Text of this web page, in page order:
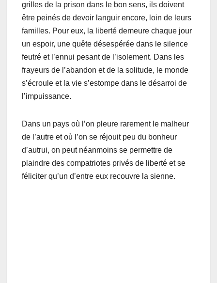
grilles de la prison dans le bon sens, ils doivent
être peinés de devoir languir encore, loin de leurs
familles. Pour eux, la liberté demeure chaque jour
un espoir, une quête désespérée dans le silence
feutré et l’ennui pesant de l’isolement. Dans les
frayeurs de l’abandon et de la solitude, le monde
s’écroule et la vie s’estompe dans le désarroi de
l’impuissance.
Dans un pays où l’on pleure rarement le malheur
de l’autre et où l’on se réjouit peu du bonheur
d’autrui, on peut néanmoins se permettre de
plaindre des compatriotes privés de liberté et se
féliciter qu’un d’entre eux recouvre la sienne.